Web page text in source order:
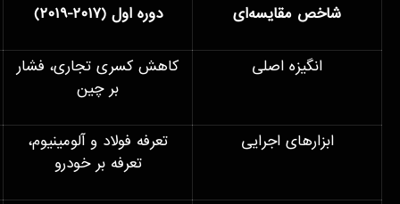
شاخص مقایسه‌ای دوره اول (۲۰۱۷-۲۰۱۹)
انگیزه اصلی
کاهش کسری تجاری، فشار
بر چین
ابزارهای اجرایی
تعرفه فولاد و آلومینیوم،
تعرفه بر خودرو